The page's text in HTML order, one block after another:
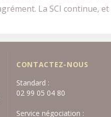
La SCI continue,
CONTACTEZ-NOUS
Standard :
02 99 05 04 80
Service négociation :